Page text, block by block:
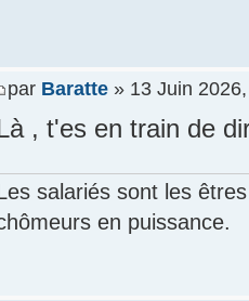
par Baratte » 13 Juin
, t'es en train de
salariés sont les
en puissance.